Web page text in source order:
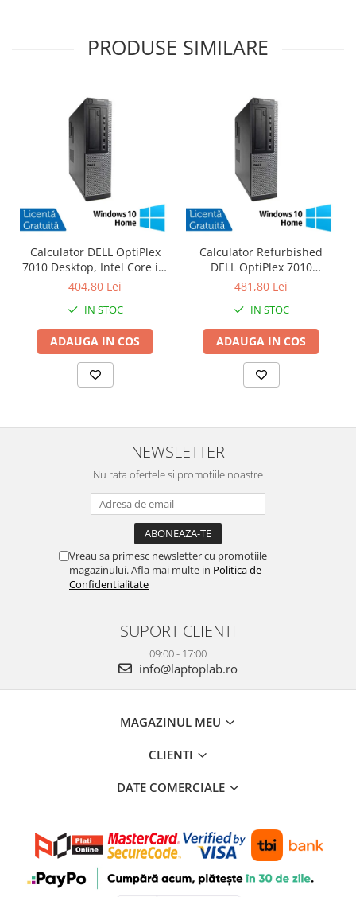
PRODUSE SIMILARE
Calculator DELL OptiPlex
7010 Desktop, Intel Core i3-
3220 3.30GHz, 4GB DDR3,
Windows 10 Home
404,80 Lei
IN STOC
ADAUGA IN COS
Calculator Refurbished
DELL OptiPlex 7010
Desktop, Intel Core i3-3220
SSD + Windows 10 Home
481,80 Lei
IN STOC
ADAUGA IN COS
NEWSLETTER
Nu rata ofertele si promotiile noastre
Vreau sa primesc newsletter cu promotiile
magazinului. Afla mai multe in Politica de
Confidentialitate
SUPORT CLIENTI
09:00 - 17:00
info@laptoplab.ro
MAGAZINUL MEU
CLIENTI
DATE COMERCIALE